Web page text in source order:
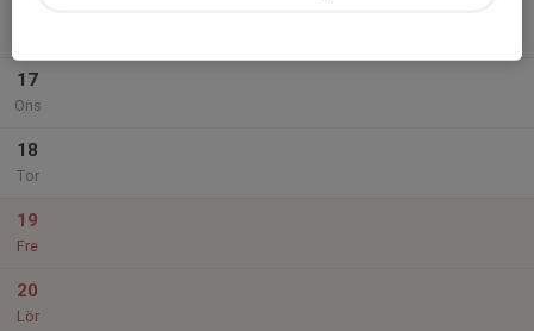
17
Ons
18
Tor
19
Fre
20
Lör